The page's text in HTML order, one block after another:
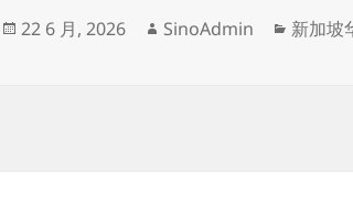
发
22 6 月, 2026
作
SinoAdmin
分
新加坡